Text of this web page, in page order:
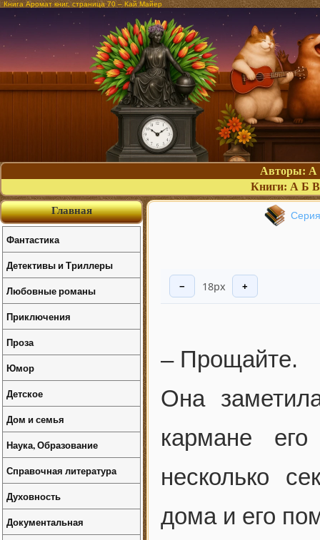
Книга Аромат книг, страница 70 – Кай Майер
Авторы: А
Книги: А Б В
− 18px +
– Прощайте.
Она
кармане
несколько
дома и его
Главная
Фантастика
Детективы и Триллеры
Любовные романы
Приключения
Проза
Юмор
Детское
Дом и семья
Наука, Образование
Справочная литература
Духовность
Документальная